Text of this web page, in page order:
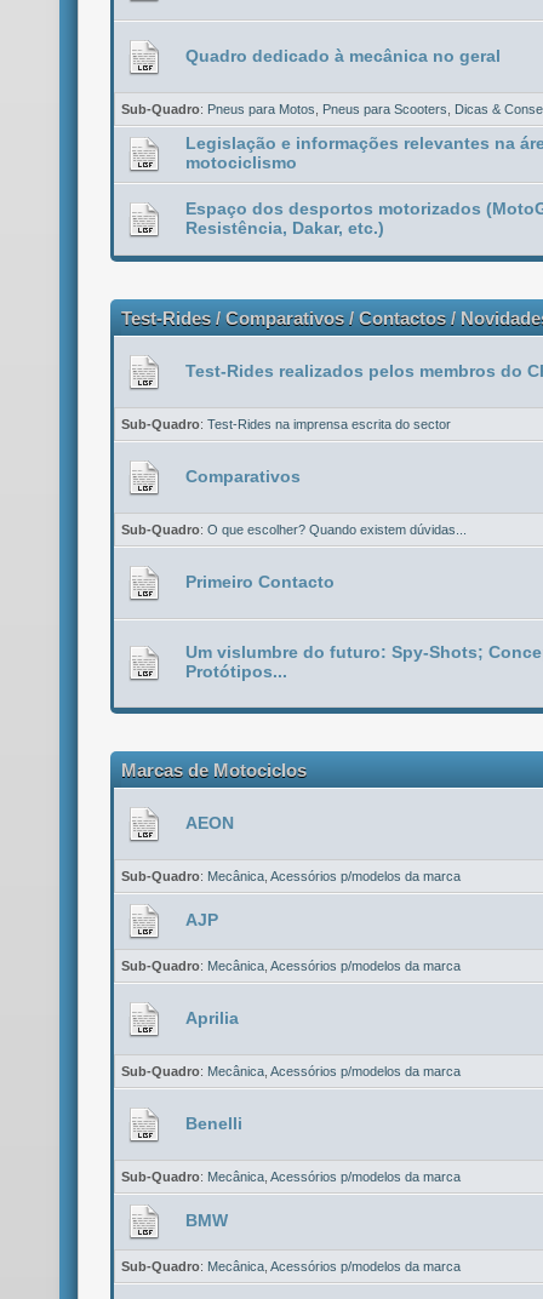
Quadro dedicado à mecânica no geral
Sub-Quadro: Pneus para Motos Pneus para Scooters Dicas &
Legislação e informações relevantes na
motociclismo
Espaço dos desportos motorizados
Resistência, Dakar, etc.)
Test-Rides / Comparativos / Contactos /
Test-Rides realizados pelos membros do
Sub-Quadro: Test-Rides na imprensa escrita do sector
Comparativos
Sub-Quadro: O que escolher? Quando existem dúvidas...
Primeiro Contacto
Um vislumbre do futuro: Spy-Shots;
Protótipos...
Marcas de Motociclos
AEON
Sub-Quadro: Mecânica Acessórios p/modelos da marca
AJP
Sub-Quadro: Mecânica Acessórios p/modelos da marca
Aprilia
Sub-Quadro: Mecânica Acessórios p/modelos da marca
Benelli
Sub-Quadro: Mecânica Acessórios p/modelos da marca
BMW
Sub-Quadro: Mecânica Acessórios p/modelos da marca